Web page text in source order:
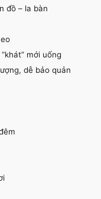
đồ – la bàn
mới uống
dễ bảo quản